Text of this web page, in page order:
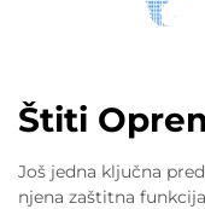
Štiti
Još jedna ključna
njena zaštitna